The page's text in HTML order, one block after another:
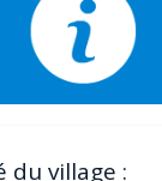
du village :